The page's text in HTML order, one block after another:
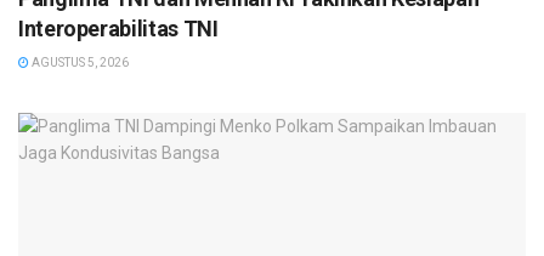
Interoperabilitas TNI
AGUSTUS 5, 2026